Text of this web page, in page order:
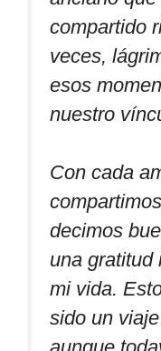
compartido
veces,
esos
nuestro
Con cada
decimos
una gratitud
mi vida.
sido un